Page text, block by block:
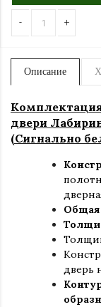
- +
Описание
двери
(Сигнально
Общая
дверь